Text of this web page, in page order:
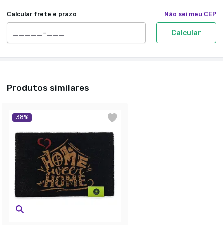
Calcular frete e prazo Não sei meu CEP
Calcular
Produtos similares
38%